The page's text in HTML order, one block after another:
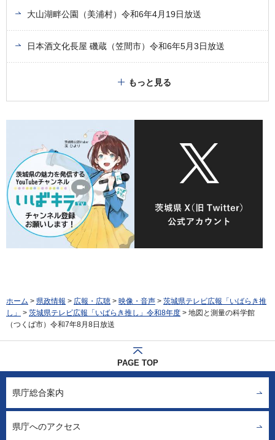
大山湖畔公園（美浦村）令和6年4月19日放送
日本酒文化長屋 磯蔵（笠間市）令和6年5月3日放送
もっと見る
ホーム > 県政情報 > 広報・広聴 > 映像・音声 > 茨城県テレビ広報「いばらき推
し」
> 茨城県テレビ広報「いばらき推し」令和8年度 > 地図と測量の科学館
（つくば市）令和7年8月8日放送
PAGE TOP
県庁総合案内
県庁へのアクセス